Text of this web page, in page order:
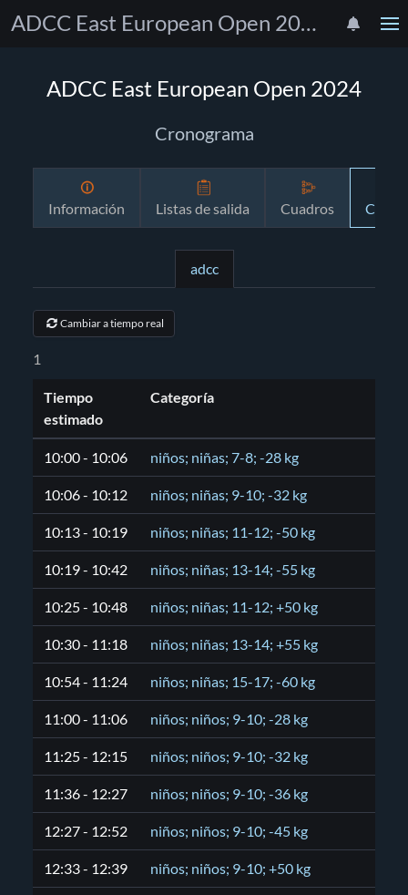
ADCC East European Open 2024
ADCC East European Open 2024
Cronograma
Información Listas de salida Cuadros
adcc
Cambiar a tiempo real
1
Tiempo
estimado
Categoría
10:00 - 10:06 niños; niñas; 7-8; -28 kg
10:06 - 10:12 niños; niñas; 9-10; -32 kg
10:13 - 10:19 niños; niñas; 11-12; -50 kg
10:19 - 10:42 niños; niñas; 13-14; -55 kg
10:25 - 10:48 niños; niñas; 11-12; +50 kg
10:30 - 11:18 niños; niñas; 13-14; +55 kg
10:54 - 11:24 niños; niñas; 15-17; -60 kg
11:00 - 11:06 niños; niños; 9-10; -28 kg
11:25 - 12:15 niños; niños; 9-10; -32 kg
11:36 - 12:27 niños; niños; 9-10; -36 kg
12:27 - 12:52 niños; niños; 9-10; -45 kg
12:33 - 12:39 niños; niños; 9-10; +50 kg